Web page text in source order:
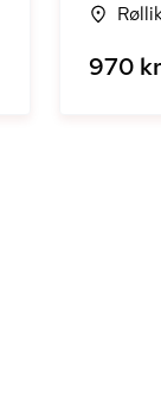
970